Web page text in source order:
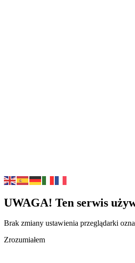
UWAGA! Ten serwis
Brak zmiany ustawienia przeglądarki
Zrozumiałem